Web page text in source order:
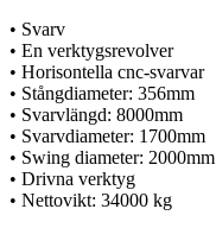
• Svarv
• En verktygsrevolver
• Horisontella cnc-svarvar
• Stångdiameter: 356mm
• Svarvlängd: 8000mm
• Svarvdiameter: 1700mm
• Swing diameter: 2000mm
• Drivna verktyg
• Nettovikt: 34000 kg